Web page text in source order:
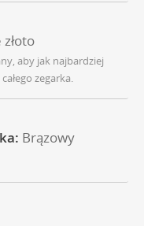
aby jak najbardziej
zegarka.
Brązowy